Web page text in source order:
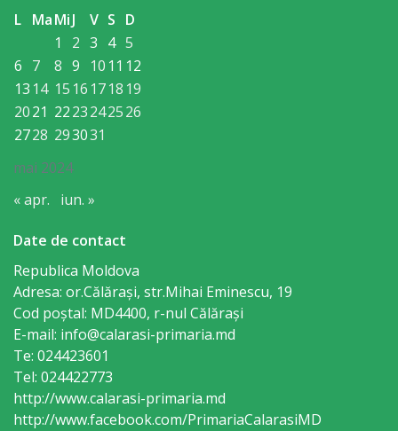
primăriei
Instituții
subordonate
IET
Lăstărel
Guguță
IET
DoReMiCii
Școala
sportivă
mai 2024
L MaMiJ V S D
1
2 3 4 5
6 7 8 9 10 11 12
13 14 15 16 1718 19
2021 2223242526
2728 293031
« apr. iun. »
Date de contact
Republica Moldova
Adresa: or.Călăraşi, str.Mihai Eminescu, 19
Cod poștal: MD4400, r-nul Călăraşi
E-mail: info@calarasi-primaria.md
Te: 024423601
Tel: 024422773
http://www.calarasi-primaria.md
http://www.facebook.com/PrimariaCalarasiMD